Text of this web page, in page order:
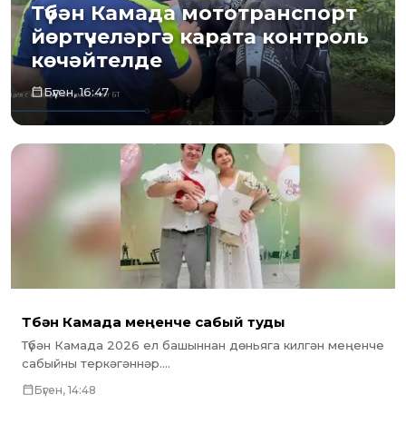
Түбән Камада мототранспорт
йөртүчеләргә карата контроль
көчәйтелде
Бүген, 16:47
Түбән Камада меңенче сабый туды
Түбән Камада 2026 ел башыннан дөньяга килгән меңенче
сабыйны теркәгәннәр....
Бүген, 14:48